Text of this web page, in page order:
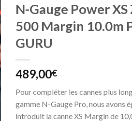
N-Gauge Power XS
500 Margin 10.0m
GURU
489,00€
Pour compléter les cannes plus
gamme N-Gauge Pro, nous avons
introduit la canne XS Margin de